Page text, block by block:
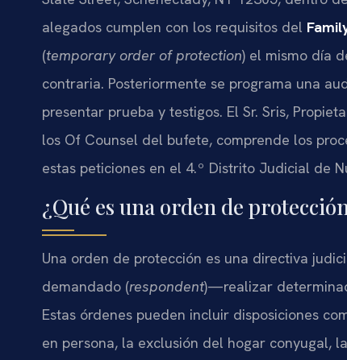
alegados cumplen con los requisitos del
(temporary order of protection) el mismo día
contraria. Posteriormente se programa una
presentar prueba y testigos. El Sr. Sris,
los Of Counsel del bufete, comprende los
estas peticiones en el 4.º Distrito Judicial de
¿Qué es una orden de
Una orden de protección es una directiva
demandado (respondent)—realizar
Estas órdenes pueden incluir disposiciones
en persona, la exclusión del hogar conyugal,